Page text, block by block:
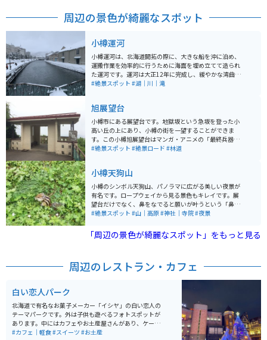
周辺の景色が綺麗なスポット
小樽運河
小樽運河は、北海道開拓の際に、大きな船を沖に泊め、
運搬作業を効率的に行うために海面を埋め立てて造られ
た運河です。運河は大正12年に完成し、緩やかな湾曲が
特徴です。戦後になると港の埠頭整備により、昭和61年
部分は20m、北部は40mです。 散策路には63基のガス灯
が設置され、夕暮れ時にガス灯とともに石造倉庫群がラ
イトアップされています。石造りの倉庫群や歴史的建造
物が運河沿いに点在していて、夕暮れ時にガス燈の火が
灯りはじめるとロマンチックな雰囲気を醸し出します。
#絶景スポット #湖｜川｜滝
旭展望台
小樽市にある展望台です。地獄坂という急坂を登った小
高い丘の上にあり、小樽の街を一望することができま
す。この小樽旭展望台はマンガ・アニメの「最終兵器彼
女」の聖地であり、マンガやアニメと同じ構図で写真を
#絶景スポット #絶景ロード #林道
小樽天狗山
小樽のシンボル天狗山、パノラマに広がる美しい夜景が
有名です。ロープウェイから見る景色もキレイです。展
望台だけでなく、鼻をなでると願いが叶うという「鼻な
で天狗さん」やパワースポットである「天狗山神社」、
ろが多く、日中訪れても楽しめます。
#絶景スポット #山｜高原#神社｜寺院#夜景
「周辺の景色が綺麗なスポット」をもっと見る
周辺のレストラン・カフェ
白い恋人パーク
北海道で有名なお菓子メーカー「イシヤ」の白い恋人の
テーマパークです。外は子供も遊べるフォトスポットが
あります。中にはカフェやお土産屋さんがあり、ケーキ
や、パフェを楽しめます。工場が併設しているので有料
#カフェ｜軽食#スイーツ #お土産